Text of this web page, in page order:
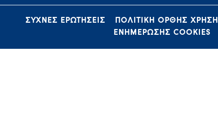
ΣΥΧΝΕΣ ΕΡΩΤΗΣΕΙΣ
ΠΟΛΙΤΙΚΗ ΟΡΘΗΣ
ΕΝΗΜΕΡΩΣΗΣ COOKIES